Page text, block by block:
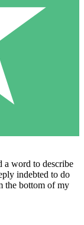
a word to describe
indebted to do
the bottom of my